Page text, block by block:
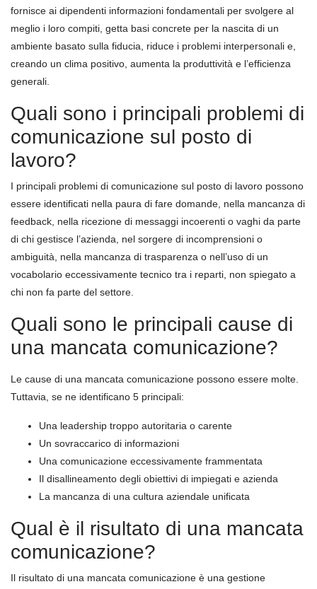
fornisce ai dipendenti informazioni fondamentali per svolgere al
meglio i loro compiti, getta basi concrete per la nascita di un
ambiente basato sulla fiducia, riduce i problemi interpersonali e,
creando un clima positivo, aumenta la produttività e l’efficienza
generali.
Quali sono i principali problemi di
comunicazione sul posto di
lavoro?
I principali problemi di comunicazione sul posto di lavoro possono
essere identificati nella paura di fare domande, nella mancanza di
feedback, nella ricezione di messaggi incoerenti o vaghi da parte
di chi gestisce l’azienda, nel sorgere di incomprensioni o
ambiguità, nella mancanza di trasparenza o nell’uso di un
vocabolario eccessivamente tecnico tra i reparti, non spiegato a
chi non fa parte del settore.
Quali sono le principali cause di
una mancata comunicazione?
Le cause di una mancata comunicazione possono essere molte.
Tuttavia, se ne identificano 5 principali:
Una leadership troppo autoritaria o carente
Un sovraccarico di informazioni
Una comunicazione eccessivamente frammentata
Il disallineamento degli obiettivi di impiegati e azienda
La mancanza di una cultura aziendale unificata
Qual è il risultato di una mancata
comunicazione?
Il risultato di una mancata comunicazione è una gestione